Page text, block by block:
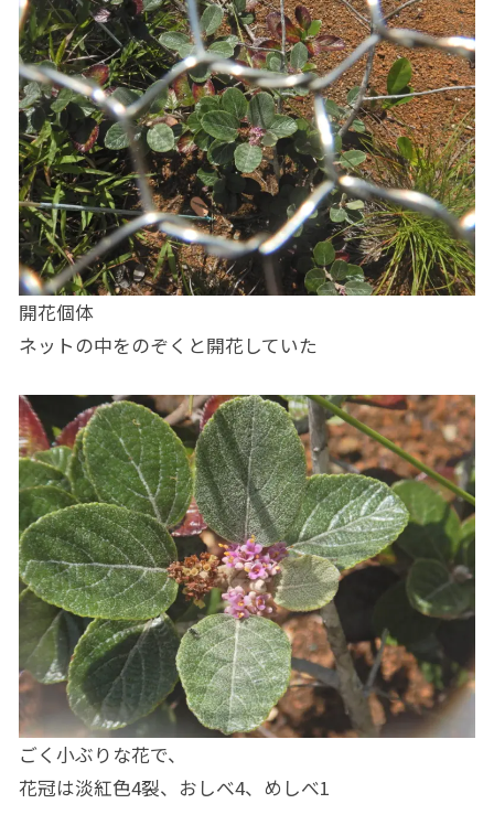
開花個体
ネットの中をのぞくと開花していた
ごく小ぶりな花で、
花冠は淡紅色4裂、おしべ4、めしべ1